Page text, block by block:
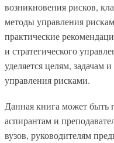
возникновения рисков,
методы управления
практические
и стратегического
уделяется целям, задачам
управления рисками.
Данная книга может быть
аспирантам и
вузов, руководителям